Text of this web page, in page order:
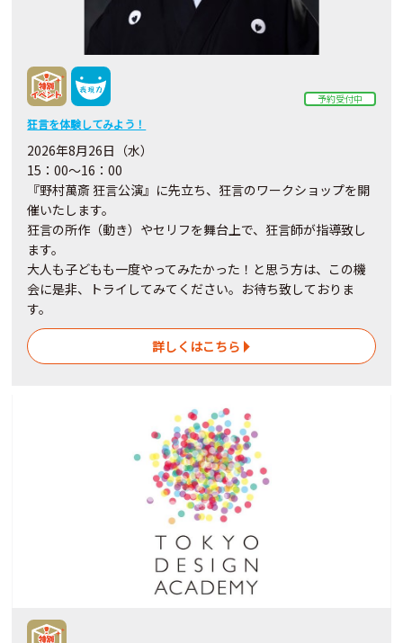
予約受付中
狂言を体験してみよう！
2026年8月26日（水）
15：00～16：00
『野村萬斎 狂言公演』に先立ち、狂言のワークショップを開
催いたします。
狂言の所作（動き）やセリフを舞台上で、狂言師が指導致し
ます。
大人も子どもも一度やってみたかった！と思う方は、この機
会に是非、トライしてみてください。お待ち致しておりま
す。
詳しくはこちら